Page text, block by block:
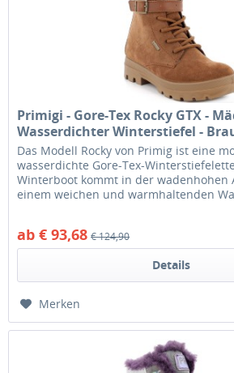
Primigi - Gore-Tex Rocky GTX -
Wasserdichter Winterstiefel -
Das Modell Rocky von Primig ist eine
wasserdichte Gore-Tex-
Winterboot kommt in der wadenhohen
einem weichen und warmhaltenden
ab € 93,68 € 124,90
Details
Merken